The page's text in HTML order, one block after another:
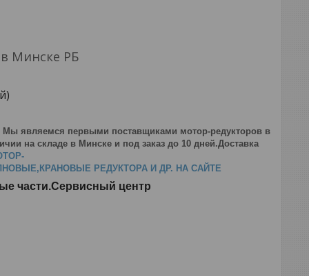
Минске РБ
являемся первыми поставщиками мотор-редукторов в
на складе в Минске и под заказ до 10 дней.Доставка
РЕДУКТОРА И ДР. НА САЙТЕ
части.Сервисный центр